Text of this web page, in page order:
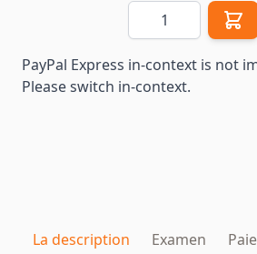
Quantité
PayPal Express in-context is not
Please switch in-context.
La description Examen